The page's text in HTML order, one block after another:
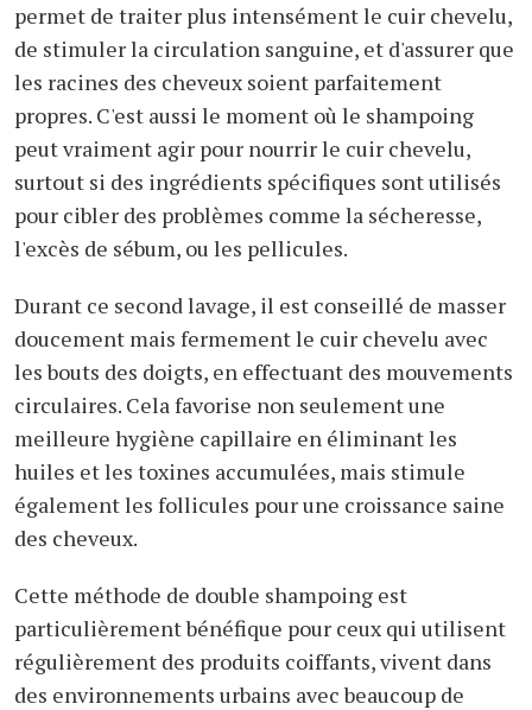
permet de traiter plus intensément le cuir chevelu,
de stimuler la circulation sanguine, et d'assurer que
les racines des cheveux soient parfaitement
propres. C'est aussi le moment où le shampoing
peut vraiment agir pour nourrir le cuir chevelu,
surtout si des ingrédients spécifiques sont utilisés
pour cibler des problèmes comme la sécheresse,
l'excès de sébum, ou les pellicules.
Durant ce second lavage, il est conseillé de masser
doucement mais fermement le cuir chevelu avec
les bouts des doigts, en effectuant des mouvements
circulaires. Cela favorise non seulement une
meilleure hygiène capillaire en éliminant les
huiles et les toxines accumulées, mais stimule
également les follicules pour une croissance saine
des cheveux.
Cette méthode de double shampoing est
particulièrement bénéfique pour ceux qui utilisent
régulièrement des produits coiffants, vivent dans
des environnements urbains avec beaucoup de